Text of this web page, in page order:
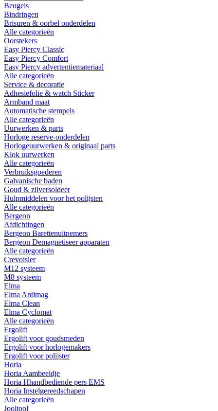
Beugels
Bindringen
Brisuren & oorbel onderdelen
Alle categorieën
Oorstekers
Easy Piercy Classic
Easy Piercy Comfort
Easy Piercy advertentiemateriaal
Alle categorieën
Service & decoratie
Adhesiefolie & watch Sticker
Armband maat
Automatische stempels
Alle categorieën
Uurwerken & parts
Horloge reserve-onderdelen
Horlogeuurwerken & originaal parts
Klok uurwerken
Alle categorieën
Verbruiksgoederen
Galvanische baden
Goud & zilversoldeer
Hulpmiddelen voor het polijsten
Alle categorieën
Bergeon
Afdichtingen
Bergeon Barettenuitnemers
Bergeon Demagnetiseer apparaten
Alle categorieën
Crevoisier
M12 systeem
M8 systeem
Elma
Elma Antimag
Elma Clean
Elma Cyclomat
Alle categorieën
Ergolift
Ergolift voor goudsmeden
Ergolift voor horlogemakers
Ergolift voor polijster
Horia
Horia Aambeeldje
Horia Hhandbediende pers EMS
Horia Instelgereedschapen
Alle categorieën
Jooltool